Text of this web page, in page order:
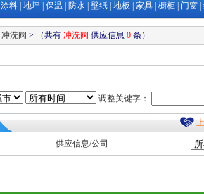
涂料 地坪 保温 防水 壁纸 地板 家具 橱柜 门窗
冲洗阀 > （共有 冲洗阀 供应信息 0 条）
调整关键字：
供应信息/公司